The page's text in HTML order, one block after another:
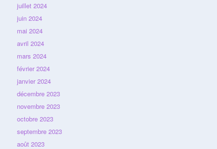
juillet 2024
juin 2024
mai 2024
avril 2024
mars 2024
février 2024
janvier 2024
décembre 2023
novembre 2023
octobre 2023
septembre 2023
août 2023